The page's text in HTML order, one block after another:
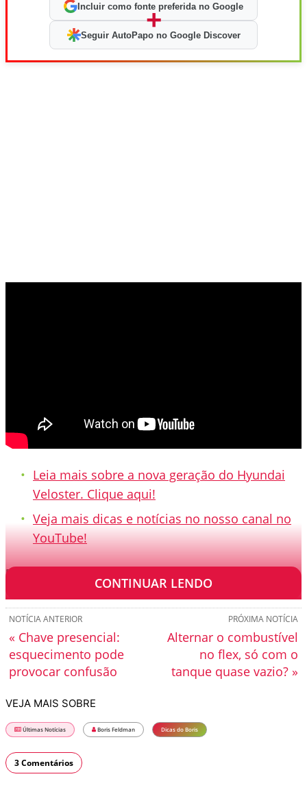
Incluir como fonte preferida no Google
+
Seguir AutoPapo no Google Discover
Leia mais sobre a nova geração do Hyundai
Veloster. Clique aqui!
Veja mais dicas e notícias no nosso canal no
YouTube!
[TRANSCRIÇÃO]
CONTINUAR LENDO
PRÓXIMA NOTÍCIA
Alternar o combustível
no flex, só com o
tanque quase vazio? »
NOTÍCIA ANTERIOR
« Chave presencial:
esquecimento pode
provocar confusão
VEJA MAIS SOBRE
Últimas Notícias Boris Feldman Dicas do Boris
3 Comentários